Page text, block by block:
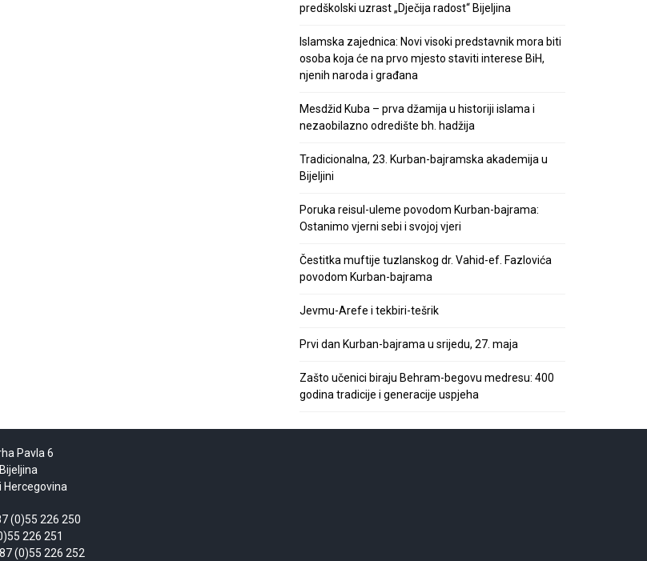
predškolski uzrast „Dječija radost“ Bijeljina
Islamska zajednica: Novi visoki predstavnik mora biti
osoba koja će na prvo mjesto staviti interese BiH,
njenih naroda i građana
Mesdžid Kuba – prva džamija u historiji islama i
nezaobilazno odredište bh. hadžija
Tradicionalna, 23. Kurban-bajramska akademija u
Bijeljini
Poruka reisul-uleme povodom Kurban-bajrama:
Ostanimo vjerni sebi i svojoj vjeri
Čestitka muftije tuzlanskog dr. Vahid-ef. Fazlovića
povodom Kurban-bajrama
Jevmu-Arefe i tekbiri-tešrik
Prvi dan Kurban-bajrama u srijedu, 27. maja
Zašto učenici biraju Behram-begovu medresu: 400
godina tradicije i generacije uspjeha
Pavla 6
Hercegovina
(0)55 226 250
226 251
(0)55 226 252